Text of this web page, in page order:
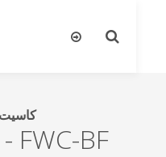
كاسيت
-FWC-BF